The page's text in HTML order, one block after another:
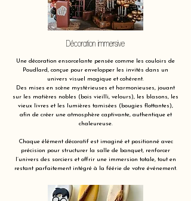
Décoration immersive
Une décoration ensorcelante pensée comme les couloirs de
Poudlard, conçue pour envelopper les invités dans un
univers visuel magique et cohérent.
Des mises en scène mystérieuses et harmonieuses, jouant
sur les matières nobles (bois vieilli, velours), les blasons, les
vieux livres et les lumières tamisées (bougies flottantes),
afin de créer une atmosphère captivante, authentique et
chaleureuse.
Chaque élément décoratif est imaginé et positionné avec
précision pour structurer la salle de banquet, renforcer
l’univers des sorciers et offrir une immersion totale, tout en
restant parfaitement intégré à la féérie de votre événement.